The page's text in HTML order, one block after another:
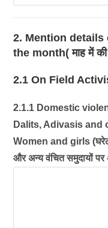
2. Mention
the month( माह में की
2.1 On Field
2.1.1 Domestic
Dalits, Adivasis and
Women and girls (घरेलू
और अन्य वंचित समुदायों